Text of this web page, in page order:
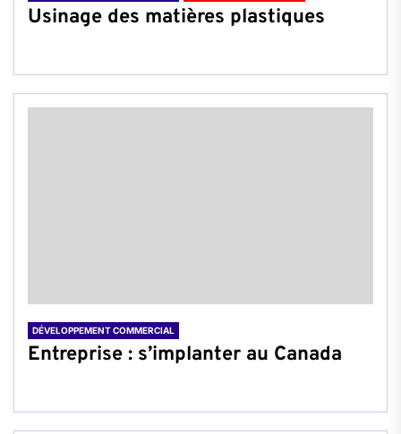
Usinage des matières plastiques
DÉVELOPPEMENT COMMERCIAL
Entreprise : s’implanter au Canada